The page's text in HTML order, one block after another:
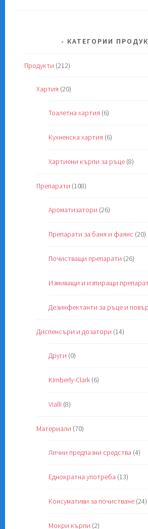
КАТЕГОРИИ
Продукти (212)
Хартия (20)
Тоалетна хартия (6)
Кухненска хартия (6)
Хартиени кърпи за ръце (8)
Препарати (108)
Ароматизатори (26)
Препарати за баня и фаянс (20)
Почистващи препарати (26)
Измиващи и изпиращи
Дезинфектанти за ръце и
Диспенсъри и дозатори (14)
Други (0)
Kimberly-Clark (6)
Vialli (8)
Материали (70)
Лични предпазни средства (4)
Еднократна употреба (13)
Консумативи за почистване (24)
Мокри кърпи (2)